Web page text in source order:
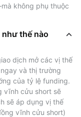
giống như
hợp đồng tương
thời hạn. Để duy
sàn giao dịch
dịch long sẽ
không phụ thuộc
thế nào
dịch mở các vị thế
và thị trường
của tỷ lệ funding.
vĩnh cửu short sẽ
sẽ áp dụng vị thế
vĩnh cửu short)